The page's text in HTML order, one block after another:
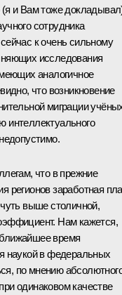
и Вам тоже
сотрудника
к очень сильному
исследования
аналогичное
что возникновение
миграции
интеллектуального
что в прежние
регионов заработная
выше столичной,
Нам кажется,
время
наукой в федеральных
по мнению
одинаковом качестве